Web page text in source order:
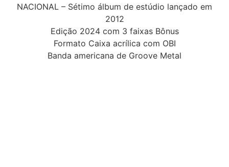
NACIONAL – Sétimo álbum de estúdio lançado em
2012
Edição 2024 com 3 faixas Bônus
Formato Caixa acrílica com OBI
Banda americana de Groove Metal